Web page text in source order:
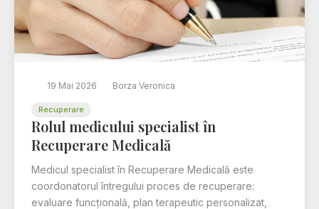
19 Mai 2026 Borza Veronica
Recuperare
Rolul medicului specialist în
Recuperare Medicală
Medicul specialist în Recuperare Medicală este
coordonatorul întregului proces de recuperare:
evaluare funcțională, plan terapeutic personalizat,